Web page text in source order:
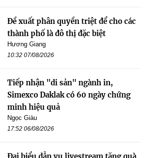
Đề xuất phân quyền triệt để cho các
thành phố là đô thị đặc biệt
Hương Giang
10:32 07/08/2026
Tiếp nhận "di sản" ngành in,
Simexco Daklak có 60 ngày chứng
minh hiệu quả
Ngọc Giàu
17:52 06/08/2026
Đại biểu dẫn vụ livestream tặng quà